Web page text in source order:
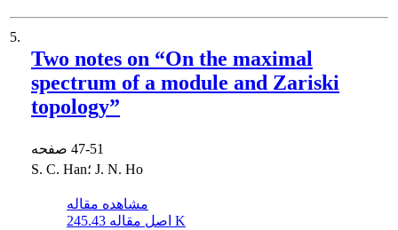
5.
Two notes on “On the maximal
spectrum of a module and Zariski
topology”
47-51
S. C. Han؛ J. N. Ho
مشاهده مقاله
اصل مقاله 245.43 K